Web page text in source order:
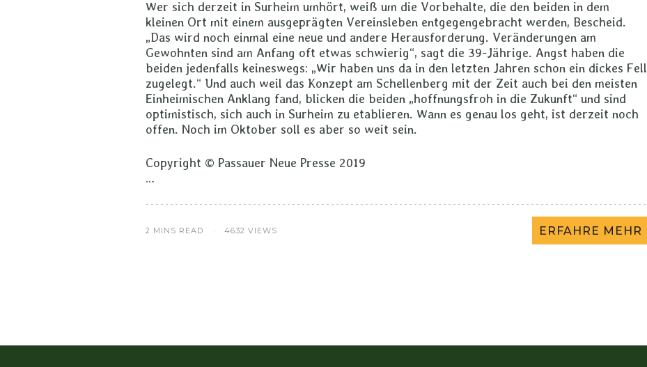
Wer sich derzeit in Surheim umhört, weiß um die Vorbehalte, die den beiden in dem
kleinen Ort mit einem ausgeprägten Vereinsleben entgegengebracht werden, Bescheid.
„Das wird noch einmal eine neue und andere Herausforderung. Veränderungen am
Gewohnten sind am Anfang oft etwas schwierig“, sagt die 39-Jährige. Angst haben die
beiden jedenfalls keineswegs: „Wir haben uns da in den letzten Jahren schon ein dickes Fell
zugelegt.“ Und auch weil das Konzept am Schellenberg mit der Zeit auch bei den meisten
Einheimischen Anklang fand, blicken die beiden „hoffnungsfroh in die Zukunft“ und sind
optimistisch, sich auch in Surheim zu etablieren. Wann es genau los geht, ist derzeit noch
offen. Noch im Oktober soll es aber so weit sein.
Copyright © Passauer Neue Presse 2019
…
2 MINS READ 4632 VIEWS